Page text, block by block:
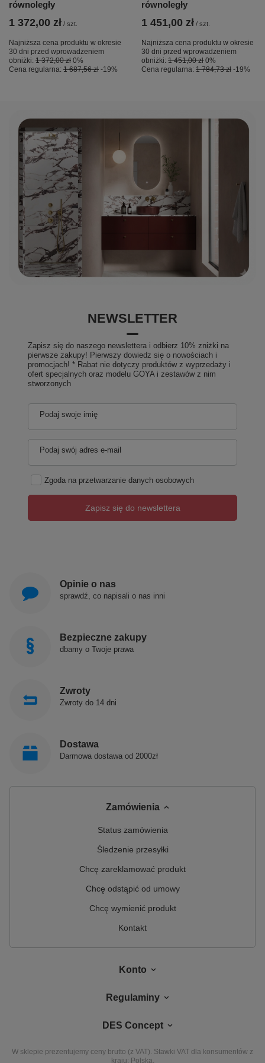
równoległy
1 372,00 zł / szt.
Najniższa cena produktu w okresie
30 dni przed wprowadzeniem
obniżki: 1 372,00 zł 0%
Cena regularna: 1 687,56 zł -19%
równoległy
1 451,00 zł / szt.
Najniższa cena produktu w okresie
30 dni przed wprowadzeniem
obniżki: 1 451,00 zł 0%
Cena regularna: 1 784,73 zł -19%
NEWSLETTER
Zapisz się do naszego newslettera i odbierz 10% zniżki na
pierwsze zakupy! Pierwszy dowiedz się o nowościach i
promocjach! * Rabat nie dotyczy produktów z wyprzedaży i
ofert specjalnych oraz modelu GOYA i zestawów z nim
stworzonych
Podaj swoje imię
Podaj swój adres e-mail
Zgoda na przetwarzanie danych osobowych
Zapisz się do newslettera
Opinie o nas
sprawdź, co napisali o nas inni
Bezpieczne zakupy
dbamy o Twoje prawa
Zwroty
Zwroty do 14 dni
Dostawa
Darmowa dostawa od 2000zł
Zamówienia
Status zamówienia
Śledzenie przesyłki
Chcę zareklamować produkt
Chcę odstąpić od umowy
Chcę wymienić produkt
Kontakt
Konto
Regulaminy
DES Concept
W sklepie prezentujemy ceny brutto (z VAT). Stawki VAT dla konsumentów z
kraju: Polska.